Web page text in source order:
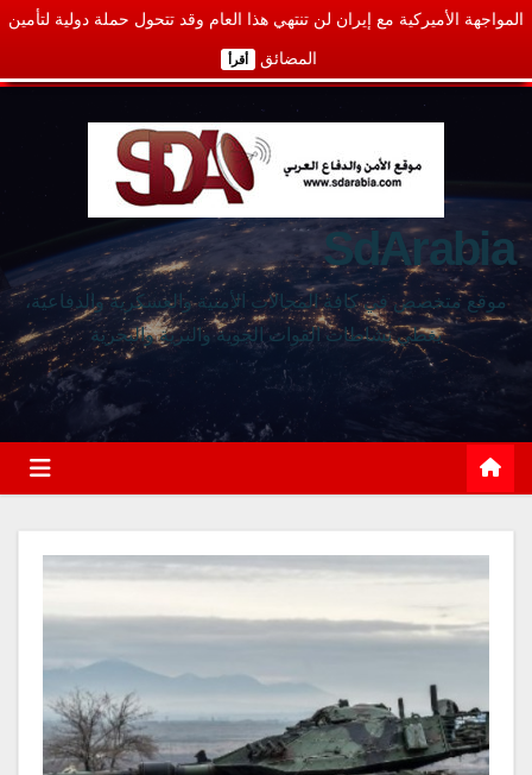
المواجهة الأميركية مع إيران لن تنتهي هذا العام وقد تتحول حملة دولية لتأمين
المضائق أقرأ
SdArabia
موقع متخصص في كافة المجالات الأمنية والعسكرية والدفاعية،
يغطي نشاطات القوات الجوية والبرية والبحرية